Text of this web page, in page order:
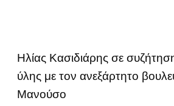
Ηλίας Κασιδιάρης σε
ύλης με τον ανεξάρτητο
Μανούσο